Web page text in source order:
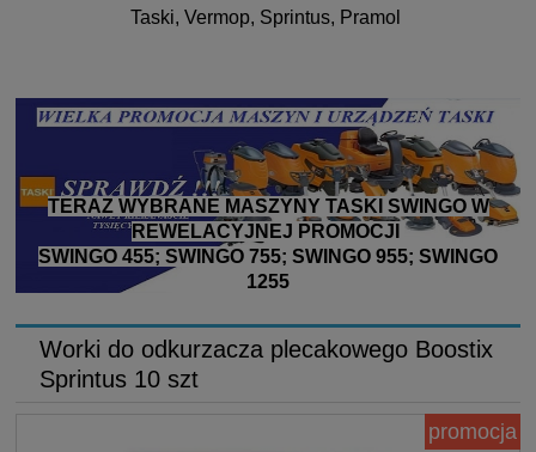
Taski, Vermop, Sprintus, Pramol
TERAZ WYBRANE MASZYNY TASKI SWINGO W
REWELACYJNEJ PROMOCJI
SWINGO 455; SWINGO 755; SWINGO 955; SWINGO
1255
Worki do odkurzacza plecakowego Boostix
Sprintus 10 szt
promocja